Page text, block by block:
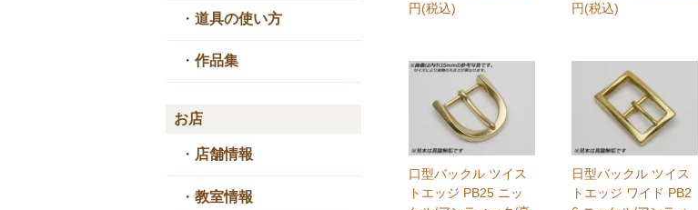
円(税込)
円(税込)
口型バックル ツイス
トエッジ PB25 ニッ
日型バックル ツイス
トエッジ ワイド PB2
・ 道具の使い方
・ 作品集
お店
・ 店舗情報
・ 教室情報